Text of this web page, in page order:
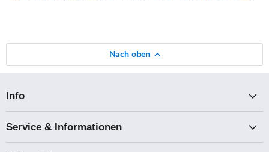
Nach oben
Info
Service & Informationen